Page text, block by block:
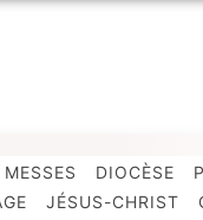
MESSES DIOCÈSE
JÉSUS-CHRIST